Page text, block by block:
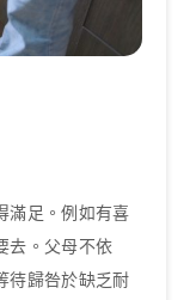
滿足。例如有喜
去。父母不依
待歸咎於缺乏耐